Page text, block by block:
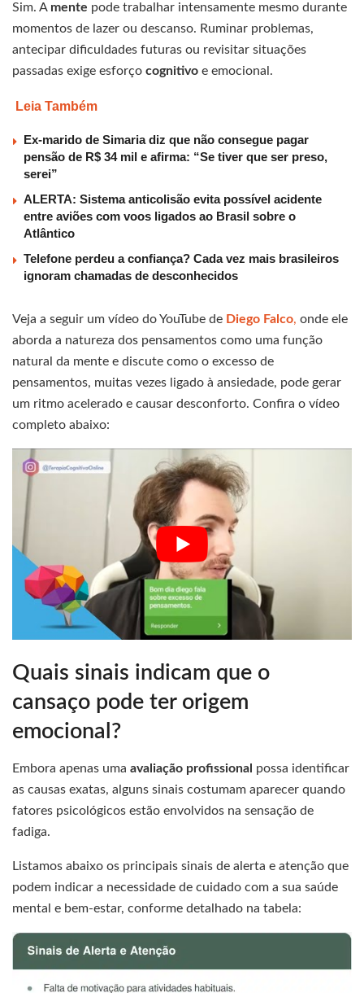
Sim. A mente pode trabalhar intensamente mesmo durante
momentos de lazer ou descanso. Ruminar problemas,
antecipar dificuldades futuras ou revisitar situações
passadas exige esforço cognitivo e emocional.
Leia Também
Ex-marido de Simaria diz que não consegue pagar
pensão de R$ 34 mil e afirma: “Se tiver que ser preso,
serei”
ALERTA: Sistema anticolisão evita possível acidente
entre aviões com voos ligados ao Brasil sobre o
Atlântico
Telefone perdeu a confiança? Cada vez mais brasileiros
ignoram chamadas de desconhecidos
Veja a seguir um vídeo do YouTube de Diego Falco, onde ele
aborda a natureza dos pensamentos como uma função
natural da mente e discute como o excesso de
pensamentos, muitas vezes ligado à ansiedade, pode gerar
um ritmo acelerado e causar desconforto. Confira o vídeo
completo abaixo:
Quais sinais indicam que o
cansaço pode ter origem
emocional?
Embora apenas uma avaliação profissional possa identificar
as causas exatas, alguns sinais costumam aparecer quando
fatores psicológicos estão envolvidos na sensação de
fadiga.
Listamos abaixo os principais sinais de alerta e atenção que
podem indicar a necessidade de cuidado com a sua saúde
mental e bem-estar, conforme detalhado na tabela: